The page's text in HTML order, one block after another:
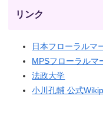
リンク
日本フローラルマ
MPSフローラルマ
法政大学
小川孔輔 公式